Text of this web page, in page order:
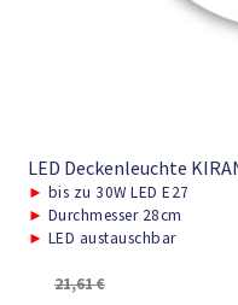
LED Deckenleuchte
► bis zu 30W LED E27
► Durchmesser 28cm
► LED austauschbar
21,61€